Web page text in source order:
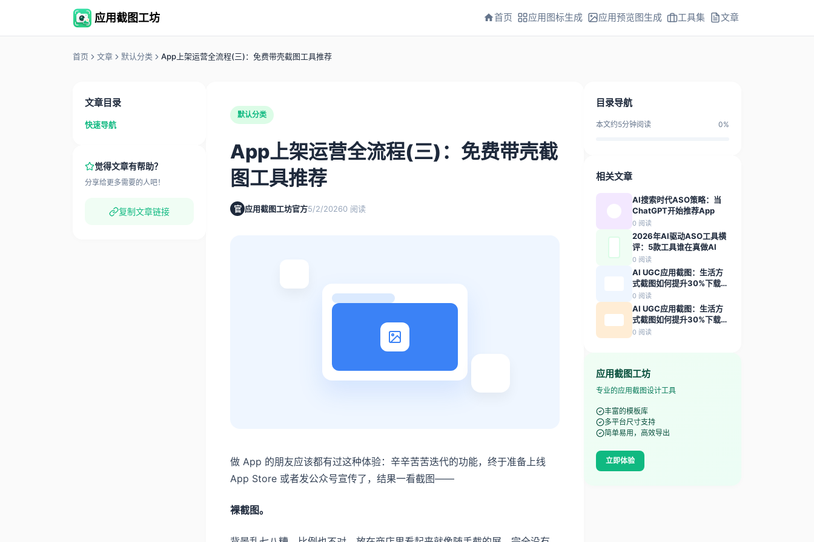
应用截图工坊 首页 应用图标生成 应用预览图生成 工具集 文章
首页 文章 默认分类 App上架运营全流程(三)：免费带壳截图工具推荐
文章目录
快速导航
觉得文章有帮助？
分享给更多需要的人吧！
复制文章链接
默认分类
App上架运营全流程(三)：免费带壳截
图工具推荐
官 应用截图工坊官方5/2/20260 阅读
做 App 的朋友应该都有过这种体验：辛辛苦苦迭代的功能，终于准备上线
App Store 或者发公众号宣传了，结果一看截图——
裸截图。
目录导航
本文约5分钟阅读 0%
相关文章
AI搜索时代ASO策略：当
ChatGPT开始推荐App
0 阅读
2026年AI驱动ASO工具横
评：5款工具谁在真做AI
0 阅读
AI UGC应用截图：生活方
式截图如何提升30%下载转
化率
0 阅读
AI UGC应用截图：生活方
式截图如何提升30%下载转
化率
0 阅读
应用截图工坊
专业的应用截图设计工具
丰富的模板库
多平台尺寸支持
简单易用，高效导出
立即体验